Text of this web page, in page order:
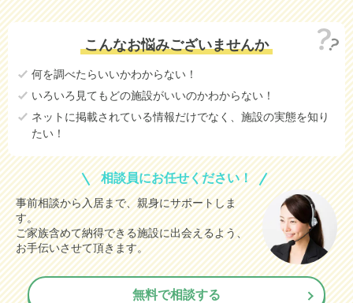
こんなお悩みございませんか
何を調べたらいいかわからない！
いろいろ見てもどの施設がいいのかわからない！
ネットに掲載されている情報だけでなく、施設の実態を知り
たい！
相談員にお任せください！
事前相談から入居まで、親身にサポートしま
す。
ご家族含めて納得できる施設に出会えるよう、
お手伝いさせて頂きます。
無料で相談する